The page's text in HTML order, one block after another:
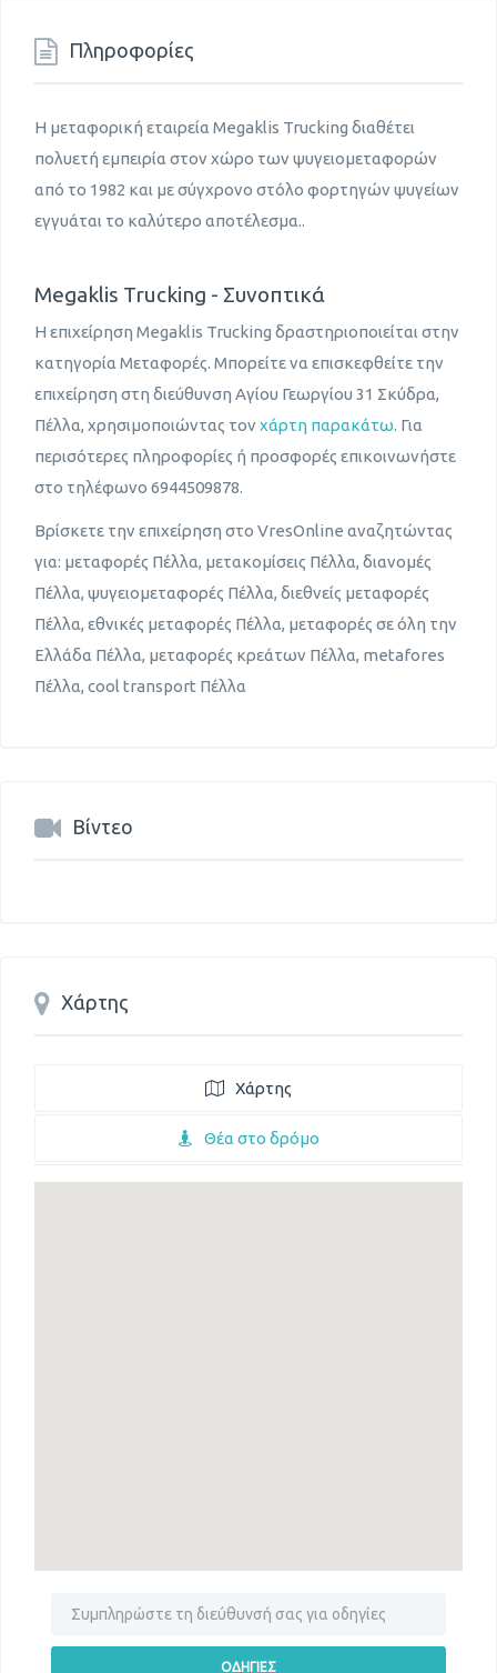
Πληροφορίες
Η μεταφορική εταιρεία Megaklis Trucking διαθέτει
πολυετή εμπειρία στον χώρο των ψυγειομεταφορών
από το 1982 και με σύγχρονο στόλο φορτηγών ψυγείων
εγγυάται το καλύτερο αποτέλεσμα..
Megaklis Trucking - Συνοπτικά
Η επιχείρηση Megaklis Trucking δραστηριοποιείται στην
κατηγορία Μεταφορές. Μπορείτε να επισκεφθείτε την
επιχείρηση στη διεύθυνση Αγίου Γεωργίου 31 Σκύδρα,
Πέλλα, χρησιμοποιώντας τον χάρτη παρακάτω. Για
περισότερες πληροφορίες ή προσφορές επικοινωνήστε
στο τηλέφωνο 6944509878.
Βρίσκετε την επιχείρηση στο VresOnline αναζητώντας
για: μεταφορές Πέλλα, μετακομίσεις Πέλλα, διανομές
Πέλλα, ψυγειομεταφορές Πέλλα, διεθνείς μεταφορές
Πέλλα, εθνικές μεταφορές Πέλλα, μεταφορές σε όλη την
Ελλάδα Πέλλα, μεταφορές κρεάτων Πέλλα, metafores
Πέλλα, cool transport Πέλλα
Βίντεο
Χάρτης
Χάρτης
Θέα στο δρόμο